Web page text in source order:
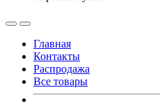
Главная
Контакты
Распродажа
Все товары